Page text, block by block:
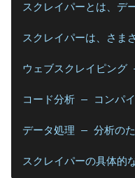
スクレイパーとは、デ
スクレイパーは、さま
ウェブスクレイピング
コード分析 — コンパ
データ処理 — 分析の
スクレイパーの具体的